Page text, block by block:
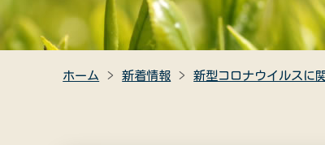
ホーム 新着情報 新型コロナウイルスに